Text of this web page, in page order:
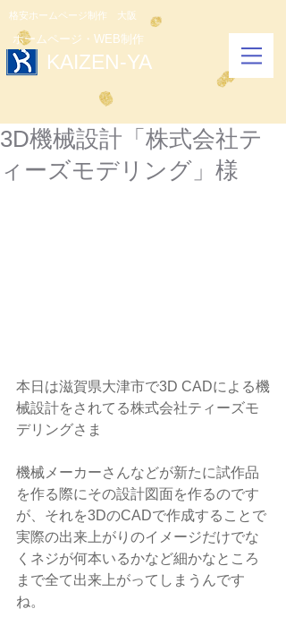
格安ホームページ制作 大阪
​ホームページ・WEB制作
​KAIZEN-YA
3D機械設計「株式会社テ
ィーズモデリング」様
本日は滋賀県大津市で3D CADによる機
械設計をされてる株式会社ティーズモ
デリングさま
機械メーカーさんなどが新たに試作品
を作る際にその設計図面を作るのです
が、それを3DのCADで作成することで
実際の出来上がりのイメージだけでな
くネジが何本いるかなど細かなところ
まで全て出来上がってしまうんです
ね。